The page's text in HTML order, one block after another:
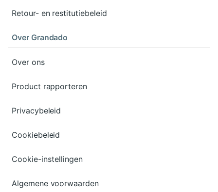
Retour- en restitutiebeleid
Over Grandado
Over ons
Product rapporteren
Privacybeleid
Cookiebeleid
Cookie-instellingen
Algemene voorwaarden